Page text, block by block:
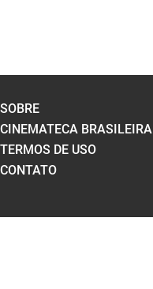
SOBRE
CINEMATECA BRASILEIRA
TERMOS DE USO
CONTATO